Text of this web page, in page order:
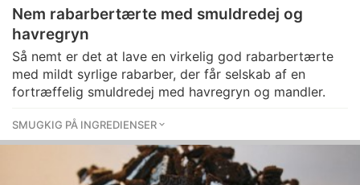
Nem rabarbertærte med smuldredej og
havregryn
Så nemt er det at lave en virkelig god rabarbertærte
med mildt syrlige rabarber, der får selskab af en
fortræffelig smuldredej med havregryn og mandler.
SMUGKIG PÅ INGREDIENSER